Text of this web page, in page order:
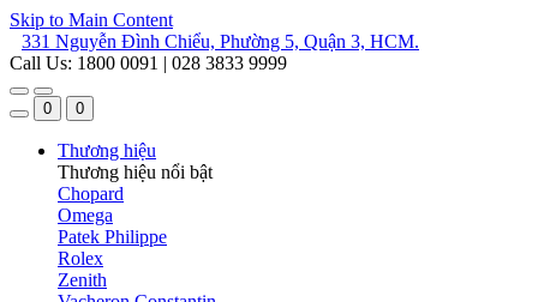
Skip to Main Content
331 Nguyễn Đình Chiểu, Phường 5, Quận 3, HCM.
Call Us: 1800 0091 | 028 3833 9999
0 0
Thương hiệu
Thương hiệu nổi bật
Chopard
Omega
Patek Philippe
Rolex
Zenith